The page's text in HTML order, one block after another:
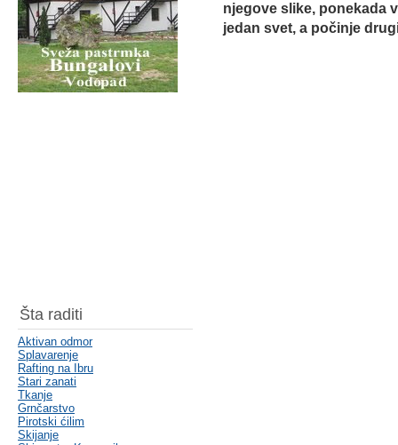
Šta raditi
Aktivan odmor
Splavarenje
Rafting na Ibru
Stari zanati
Tkanje
Grnčarstvo
Pirotski ćilim
Skijanje
njegove slike, ponekada
jedan svet, a počinje